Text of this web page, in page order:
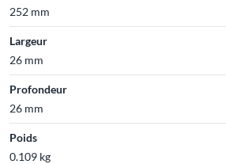
252 mm
Largeur
26 mm
Profondeur
26 mm
Poids
0.109 kg